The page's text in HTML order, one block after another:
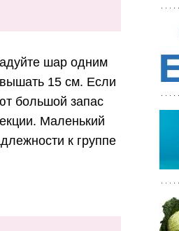
шар одним
15 см. Если
большой запас
Маленький
к группе